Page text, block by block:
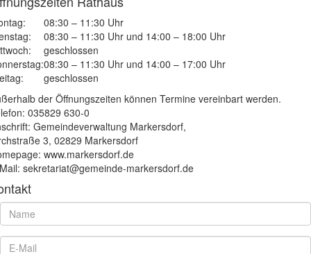
08:30 – 11:30 Uhr
08:30 – 11:30 Uhr und 14:00 – 18:00 Uhr
geschlossen
08:30 – 11:30 Uhr und 14:00 – 17:00 Uhr
geschlossen
der Öffnungszeiten können Termine vereinbart werden.
035829 630-0
Gemeindeverwaltung Markersdorf,
3, 02829 Markersdorf
www.markersdorf.de
sekretariat@gemeinde-markersdorf.de